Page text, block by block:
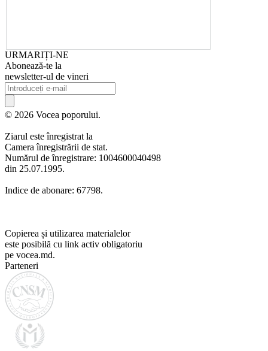
URMARIȚI-NE
Abonează-te la
newsletter-ul de vineri
© 2026 Vocea poporului.
Ziarul este înregistrat la
Camera înregistrării de stat.
Numărul de înregistrare: 1004600040498
din 25.07.1995.
Indice de abonare: 67798.
Copierea și utilizarea materialelor
este posibilă cu link activ obligatoriu
pe vocea.md.
Parteneri